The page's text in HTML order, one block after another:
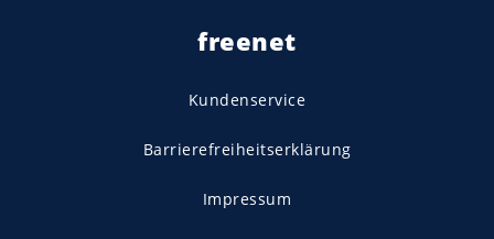
freenet
Kundenservice
Barrierefreiheitserklärung
Impressum